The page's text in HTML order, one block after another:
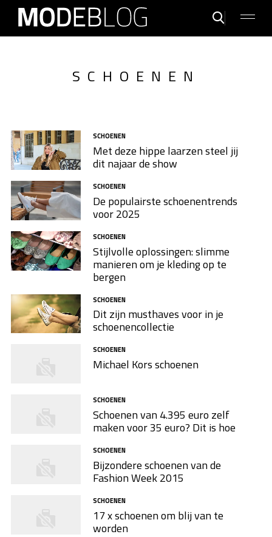
SCHOENEN
SCHOENEN
Met deze hippe laarzen steel jij
dit najaar de show
SCHOENEN
De populairste schoenentrends
voor 2025
SCHOENEN
Stijlvolle oplossingen: slimme
manieren om je kleding op te
bergen
SCHOENEN
Dit zijn musthaves voor in je
schoenencollectie
SCHOENEN
Michael Kors schoenen
SCHOENEN
Schoenen van 4.395 euro zelf
maken voor 35 euro? Dit is hoe
SCHOENEN
Bijzondere schoenen van de
Fashion Week 2015
SCHOENEN
17 x schoenen om blij van te
worden